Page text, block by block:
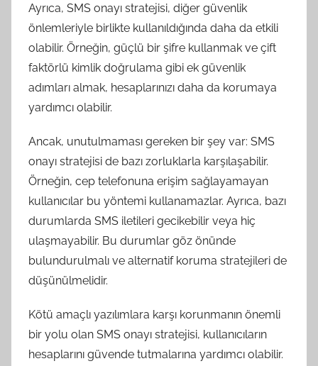
Ayrıca, SMS onayı stratejisi, diğer güvenlik
önlemleriyle birlikte kullanıldığında daha da etkili
olabilir. Örneğin, güçlü bir şifre kullanmak ve çift
faktörlü kimlik doğrulama gibi ek güvenlik
adımları almak, hesaplarınızı daha da korumaya
yardımcı olabilir.
Ancak, unutulmaması gereken bir şey var: SMS
onayı stratejisi de bazı zorluklarla karşılaşabilir.
Örneğin, cep telefonuna erişim sağlayamayan
kullanıcılar bu yöntemi kullanamazlar. Ayrıca, bazı
durumlarda SMS iletileri gecikebilir veya hiç
ulaşmayabilir. Bu durumlar göz önünde
bulundurulmalı ve alternatif koruma stratejileri de
düşünülmelidir.
Kötü amaçlı yazılımlara karşı korunmanın önemli
bir yolu olan SMS onayı stratejisi, kullanıcıların
hesaplarını güvende tutmalarına yardımcı olabilir.